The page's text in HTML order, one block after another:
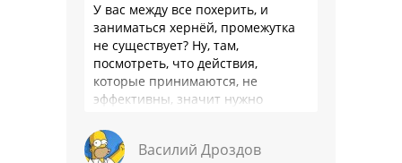
У вас между все похерить, и
заниматься хернёй, промежутка
не существует? Ну, там,
посмотреть, что действия,
которые принимаются, не
эффективны, значит нужно
Или только две крайности? Хватит
…
Василий Дроздов